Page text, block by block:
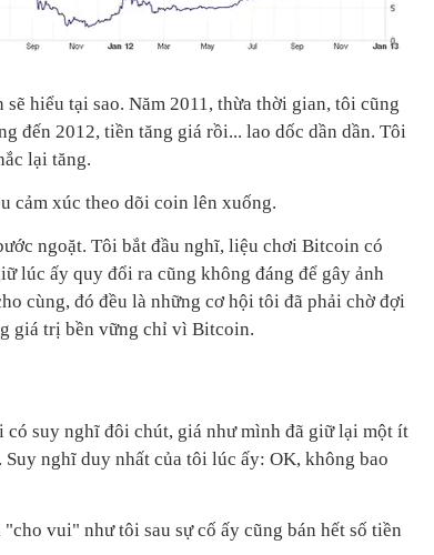
hiểu tại sao. Năm 2011, thừa thời gian, tôi cũng
đến 2012, tiền tăng giá rồi... lao dốc dần dần. Tôi
lại tăng.
cảm xúc theo dõi coin lên xuống.
ngoặt. Tôi bắt đầu nghĩ, liệu chơi Bitcoin có
lúc ấy quy đổi ra cũng không đáng để gây ảnh
cùng, đó đều là những cơ hội tôi đã phải chờ đợi
giá trị bền vững chỉ vì Bitcoin.
suy nghĩ đôi chút, giá như mình đã giữ lại một ít
nghĩ duy nhất của tôi lúc ấy: OK, không bao
vui" như tôi sau sự cố ấy cũng bán hết số tiền